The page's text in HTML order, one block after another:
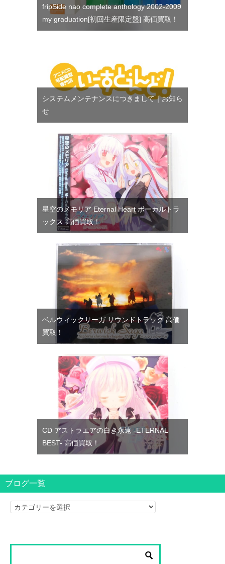
fripSide nao complete anthology 2002-2009
my graduation[初回生産限定盤] 高価買取！
システムメンテナンスにつきまして｜お知ら
せ
星空のメモリア Eternal Heart ボーカルトラ
ックス 高価買取！
ベルウィックサーガ サウンドトラック 高価
買取！
CD アストラエアの白き永遠 -ETERNAL
BEST- 高価買取！
ブログ一覧
ブ
一